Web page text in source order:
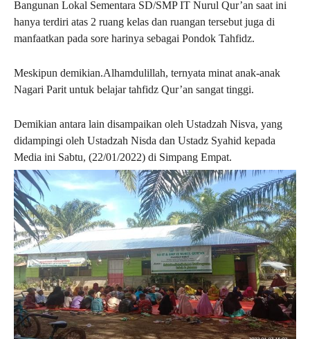
Bangunan Lokal Sementara SD/SMP IT Nurul Qur’an saat ini
hanya terdiri atas 2 ruang kelas dan ruangan tersebut juga di
manfaatkan pada sore harinya sebagai Pondok Tahfidz.
Meskipun demikian.Alhamdulillah, ternyata minat anak-anak
Nagari Parit untuk belajar tahfidz Qur’an sangat tinggi.
Demikian antara lain disampaikan oleh Ustadzah Nisva, yang
didampingi oleh Ustadzah Nisda dan Ustadz Syahid kepada
Media ini Sabtu, (22/01/2022) di Simpang Empat.